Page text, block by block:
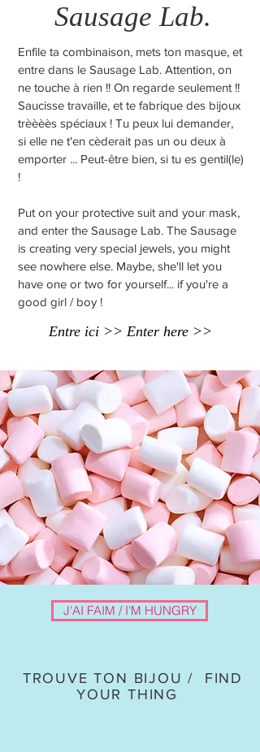
Sausage Lab.
Enfile ta combinaison, mets ton masque, et
entre dans le Sausage Lab. Attention, on
ne touche à rien !! On regarde seulement !!
Saucisse travaille, et te fabrique des bijoux
trèèèès spéciaux ! Tu peux lui demander,
si elle ne t'en cèderait pas un ou deux à
emporter ... Peut-être bien, si tu es gentil(le)
!
Put on your protective suit and your mask,
and enter the Sausage Lab. The Sausage
is creating very special jewels, you might
see nowhere else. Maybe, she'll let you
have one or two for yourself... if you're a
good girl / boy !
Entre ici >> Enter here >>
J'AI FAIM / I'M HUNGRY
TROUVE TON BIJOU / FIND
YOUR THING